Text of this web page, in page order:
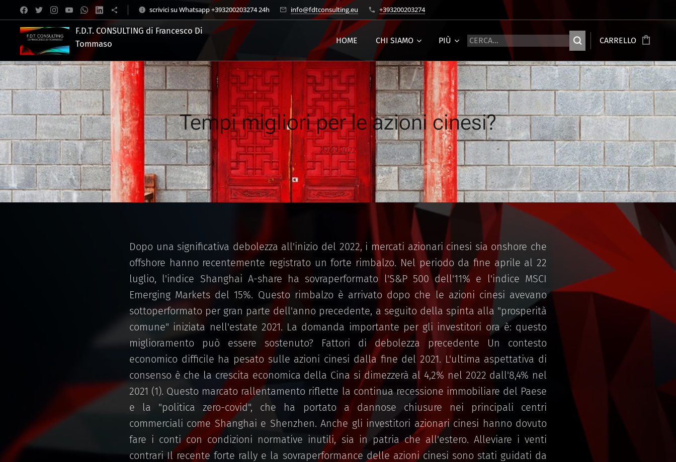
scrivici su Whatsapp +393200203274 24h info@fdtconsulting.eu +393200203274
F.D.T. CONSULTING di Francesco Di
Tommaso
.
HOME CHI SIAMO PIÙ CARRELLO
Tempi migliori per le azioni cinesi?
29.09.2022
Dopo una significativa debolezza all'inizio del 2022, i mercati azionari cinesi sia onshore che
offshore hanno recentemente registrato un forte rimbalzo. Nel periodo da fine aprile al 22
luglio, l'indice Shanghai A-share ha sovraperformato l'S&P 500 dell'11% e l'indice MSCI
Emerging Markets del 15%. Questo rimbalzo è arrivato dopo che le azioni cinesi avevano
sottoperformato per gran parte dell'anno precedente, a seguito della spinta alla "prosperità
comune" iniziata nell'estate 2021. La domanda importante per gli investitori ora è: questo
miglioramento può essere sostenuto? Fattori di debolezza precedente Un contesto
economico difficile ha pesato sulle azioni cinesi dalla fine del 2021. L'ultima aspettativa di
consenso è che la crescita economica della Cina si dimezzerà al 4,2% nel 2022 dall'8,4% nel
2021 (1). Questo marcato rallentamento riflette la continua recessione immobiliare del Paese
e la "politica zero-covid", che ha portato a dannose chiusure nei principali centri
commerciali come Shanghai e Shenzhen. Anche gli investitori azionari cinesi hanno dovuto
fare i conti con condizioni normative inutili, sia in patria che all'estero. Alleviare i venti
contrari Il recente forte rally e la sovraperformance delle azioni cinesi sono stati guidati da